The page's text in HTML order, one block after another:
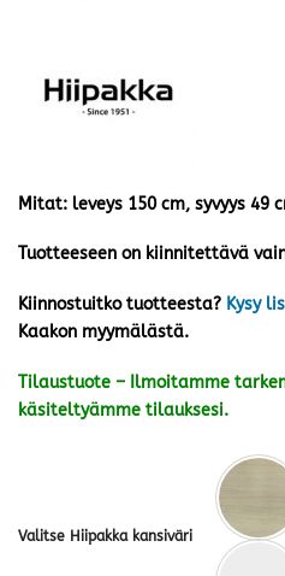
Mitat: leveys 150 cm, syvyys 49
Tuotteeseen on kiinnitettävä
Kiinnostuitko tuotteesta? Kysy
Kaakon myymälästä.
Tilaustuote – Ilmoitamme
käsiteltyämme tilauksesi.
Valitse Hiipakka kansiväri